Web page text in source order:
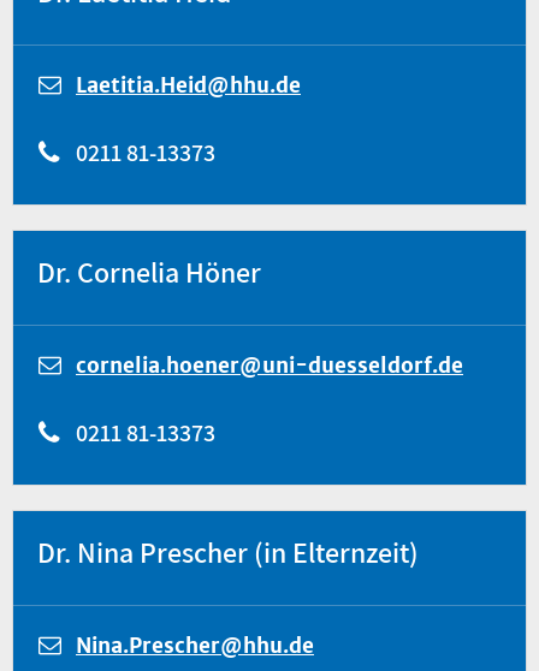
Laetitia.Heid@hhu.de
0211 81-13373
Dr. Cornelia Höner
cornelia.hoener@uni-duesseldorf.de
0211 81-13373
Dr. Nina Prescher (in Elternzeit)
Nina.Prescher@hhu.de